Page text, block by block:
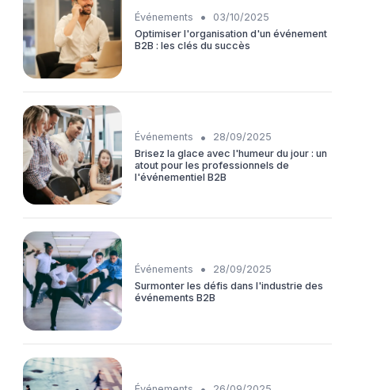
Événements •
03/10/2025
Optimiser l'organisation d'un événement
B2B : les clés du succès
Événements •
28/09/2025
Brisez la glace avec l'humeur du jour : un
atout pour les professionnels de
l'événementiel B2B
Événements •
28/09/2025
Surmonter les défis dans l'industrie des
événements B2B